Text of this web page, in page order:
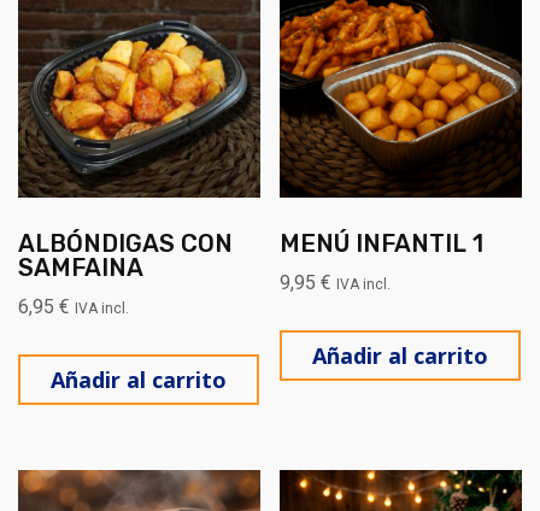
ALBÓNDIGAS CON
SAMFAINA
6,95 € IVA incl.
Añadir al carrito
MENÚ INFANTIL 1
9,95€ IVA incl.
Añadir al carrito